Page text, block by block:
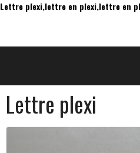
Lettre plexi,lettre en plexi,lettre en
Lettre plexi